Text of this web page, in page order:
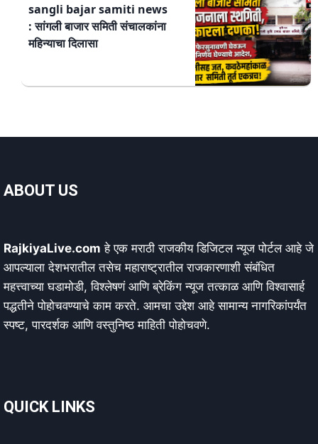
sangli bajar samiti news
: सांगली बाजार समिती संचालकांना
महिन्याचा दिलासा
ABOUT US
RajkiyaLive.com हे एक मराठी राजकीय डिजिटल न्यूज पोर्टल आहे जे
आपल्याला देशभरातील तसेच महाराष्ट्रातील राजकारणाशी संबंधित
महत्त्वाच्या घडामोडी, विश्लेषणं आणि ब्रेकिंग न्यूज तत्काळ आणि विश्वासार्ह
पद्धतीने पोहोचवण्याचे काम करते. आमचा उद्देश आहे सामान्य नागरिकांपर्यंत
स्पष्ट, पारदर्शक आणि वस्तुनिष्ठ माहिती पोहोचवणे.
QUICK LINKS